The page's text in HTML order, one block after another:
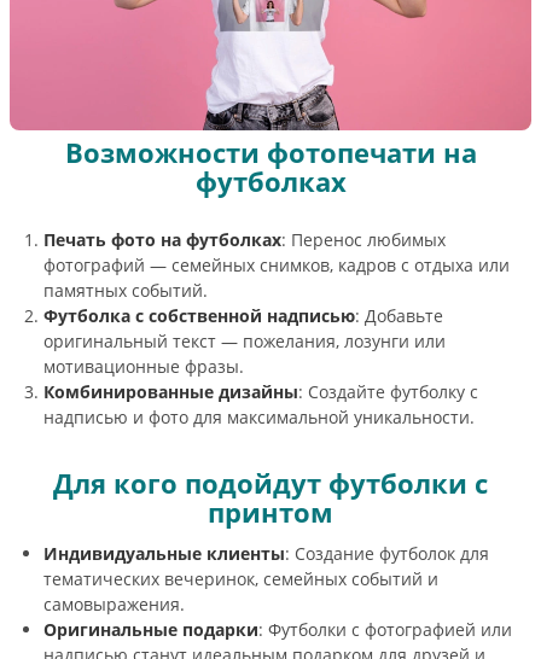
Возможности фотопечати на
футболках
Печать фото на футболках: Перенос любимых
фотографий — семейных снимков, кадров с отдыха или
памятных событий.
Футболка с собственной надписью: Добавьте
оригинальный текст — пожелания, лозунги или
мотивационные фразы.
Комбинированные дизайны: Создайте футболку с
надписью и фото для максимальной уникальности.
Для кого подойдут футболки с
принтом
Индивидуальные клиенты: Создание футболок для
тематических вечеринок, семейных событий и
самовыражения.
Оригинальные подарки: Футболки с фотографией или